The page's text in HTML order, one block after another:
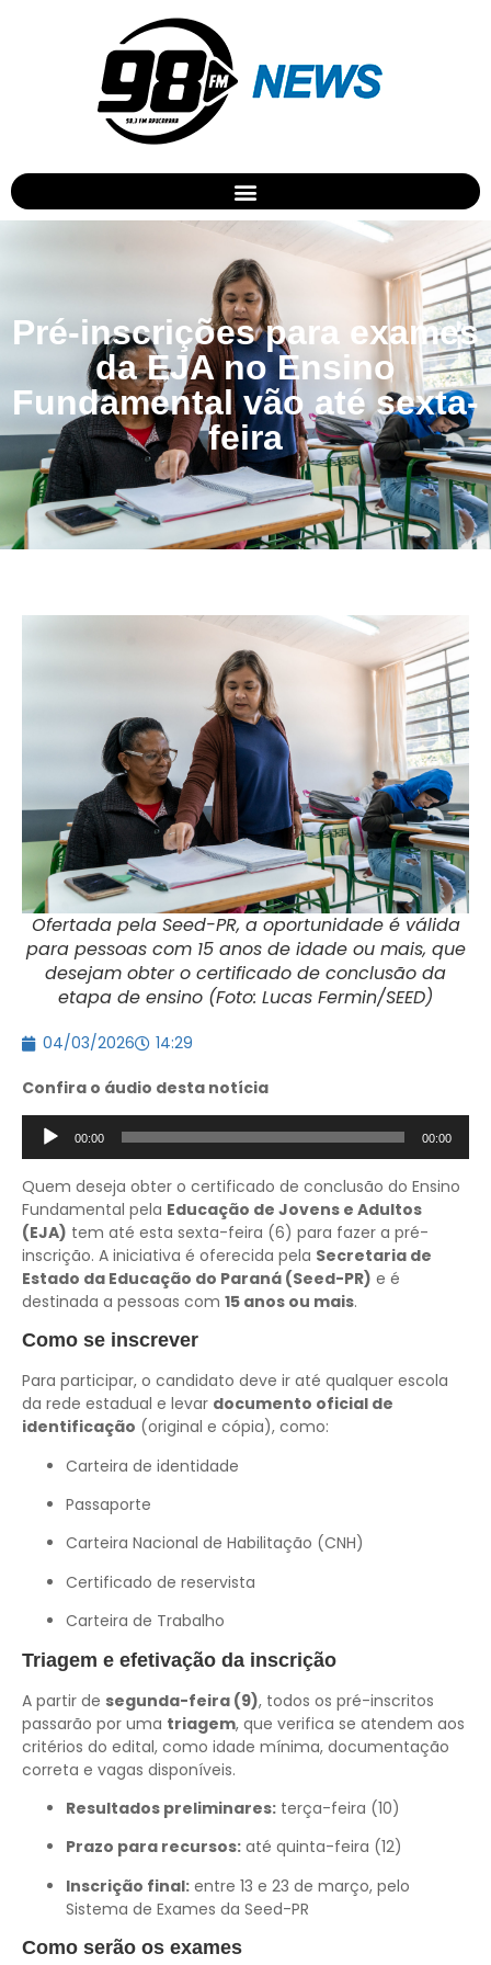
Pré-inscrições para exames
da EJA no Ensino
Fundamental vão até sexta-
feira
Ofertada pela Seed-PR, a oportunidade é válida
para pessoas com 15 anos de idade ou mais, que
desejam obter o certificado de conclusão da
etapa de ensino (Foto: Lucas Fermin/SEED)
04/03/2026 14:29
Confira o áudio desta notícia
Tocador
00:00 00:00
Quem deseja obter o certificado de conclusão do Ensino
Fundamental pela Educação de Jovens e Adultos
(EJA) tem até esta sexta-feira (6) para fazer a pré-
inscrição. A iniciativa é oferecida pela Secretaria de
Estado da Educação do Paraná (Seed-PR) e é
destinada a pessoas com 15 anos ou mais.
Como se inscrever
Para participar, o candidato deve ir até qualquer escola
da rede estadual e levar documento oficial de
identificação (original e cópia), como:
Carteira de identidade
Passaporte
Carteira Nacional de Habilitação (CNH)
Certificado de reservista
Carteira de Trabalho
Triagem e efetivação da inscrição
A partir de segunda-feira (9), todos os pré-inscritos
passarão por uma triagem, que verifica se atendem aos
critérios do edital, como idade mínima, documentação
correta e vagas disponíveis.
Resultados preliminares: terça-feira (10)
Prazo para recursos: até quinta-feira (12)
Inscrição final: entre 13 e 23 de março, pelo
Sistema de Exames da Seed-PR
Como serão os exames